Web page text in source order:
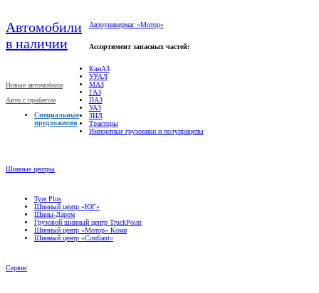
Автомобили
в наличии
Новые автомобили
Авто с пробегом
Специальные
предложения
Автоунивермаг «Мотор»
Ассортимент запасных частей:
КамАЗ
УРАЛ
МАЗ
ГАЗ
ПАЗ
УАЗ
ЗИЛ
Тракторы
Импортные грузовики и полуприцепы
Шинные центры
Tyre Plus
Шинный центр «ЮГ»
Шины-Даром
Грузовой шинный центр TruckPoint
Шинный центр «Мотор» Коми
Шинный центр «Cordiant»
Сервис